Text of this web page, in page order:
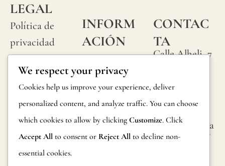
LEGAL
Política de
privacidad
Política de
cookies
Condiciones
generales
Aviso legal
INFORM
ACIÓN
Preguntas
frecuentes
Información
productos
CONTAC
TA
Calle Alheli, 7
de la Victoria
Málaga,
España
hola@jamesma
lonefabrics.co
m
nudos
se
en
We respect your privacy
Cookies help us improve your experience, deliver
personalized content, and analyze traffic. You can choose
which cookies to allow by clicking Customize. Click
Accept All to consent or Reject All to decline non-
essential cookies.